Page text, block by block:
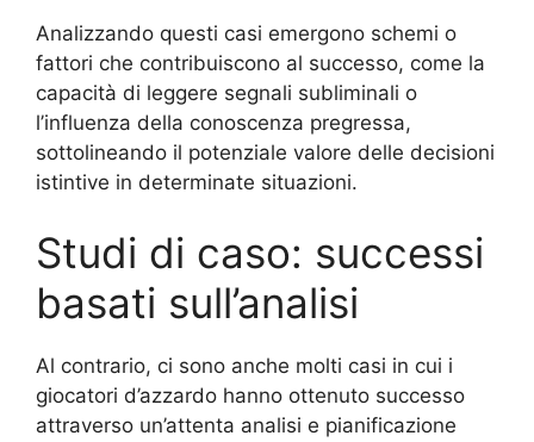
Analizzando questi casi emergono schemi o
fattori che contribuiscono al successo, come la
capacità di leggere segnali subliminali o
l’influenza della conoscenza pregressa,
sottolineando il potenziale valore delle decisioni
istintive in determinate situazioni.
Studi di caso: successi
basati sull’analisi
Al contrario, ci sono anche molti casi in cui i
giocatori d’azzardo hanno ottenuto successo
attraverso un’attenta analisi e pianificazione